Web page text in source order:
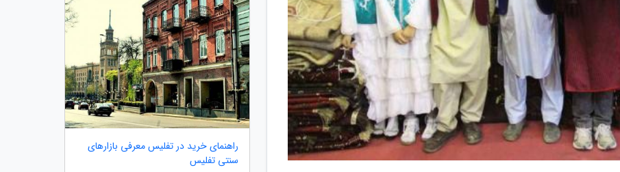
راهنمای خرید در تفلیس معرفی بازارهای
سنتی تفلیس